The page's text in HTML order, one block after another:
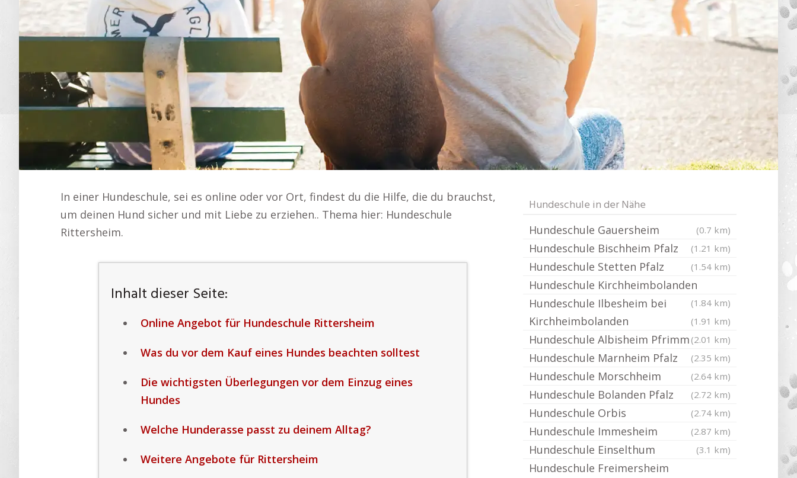
In einer Hundeschule, sei es online oder vor Ort, findest du die Hilfe, die du brauchst,
um deinen Hund sicher und mit Liebe zu erziehen.. Thema hier: Hundeschule
Rittersheim.
Inhalt dieser Seite:
Online Angebot für Hundeschule Rittersheim
Was du vor dem Kauf eines Hundes beachten solltest
Die wichtigsten Überlegungen vor dem Einzug eines
Hundes
Welche Hunderasse passt zu deinem Alltag?
Weitere Angebote für Rittersheim
Hundeschule in der Nähe
Hundeschule Gauersheim (0.7 km)
Hundeschule Bischheim Pfalz (1.21 km)
Hundeschule Stetten Pfalz (1.54 km)
Hundeschule Kirchheimbolanden
(1.84 km)
Hundeschule Ilbesheim bei
Kirchheimbolanden
(1.91 km)
Hundeschule Albisheim Pfrimm (2.01 km)
Hundeschule Marnheim Pfalz (2.35 km)
Hundeschule Morschheim (2.64 km)
Hundeschule Bolanden Pfalz (2.72 km)
Hundeschule Orbis (2.74 km)
Hundeschule Immesheim (2.87 km)
Hundeschule Einselthum (3.1 km)
Hundeschule Freimersheim